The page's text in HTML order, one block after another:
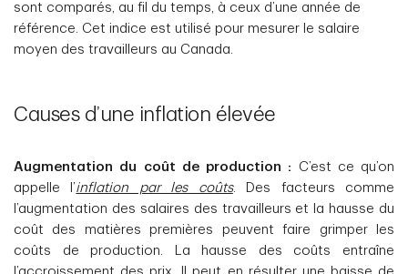
sont comparés, au fil du temps, à ceux d’une année de
référence. Cet indice est utilisé pour mesurer le salaire
moyen des travailleurs au Canada.
Causes d’une inflation élevée
Augmentation du coût de production : C’est ce qu’on
appelle l’inflation par les coûts. Des facteurs comme
l’augmentation des salaires des travailleurs et la hausse du
coût des matières premières peuvent faire grimper les
coûts de production. La hausse des coûts entraîne